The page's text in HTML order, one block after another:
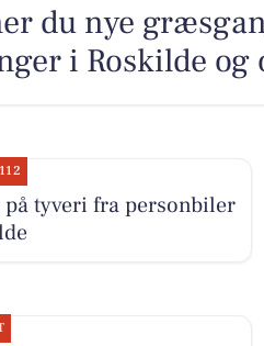
du nye
i Roskilde og
på tyveri fra personbiler